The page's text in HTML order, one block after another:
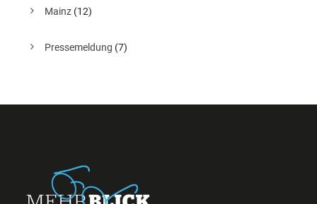
Mainz (12)
Pressemeldung (7)